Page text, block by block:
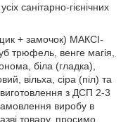
санітарно-гієнічних
+ замочок) МАКСІ-
трюфель, венге магія,
біла (гладка),
вільха, сіра (піл) та
з ДСП 2-3
виробу в
товару, просимо